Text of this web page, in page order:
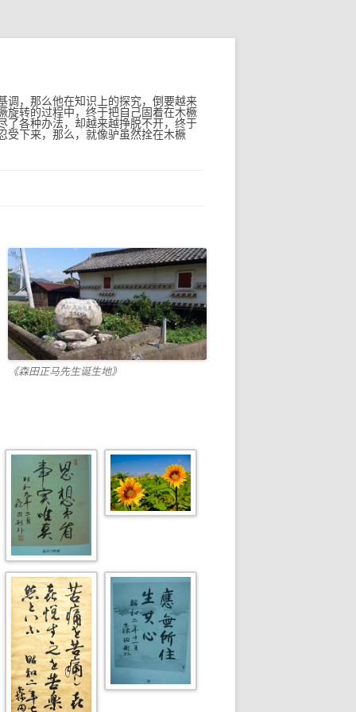
调，那么他在知识上的探究，倒要越来
旋转的过程中，终于把自己固着在木橛
了各种办法，却越来越挣脱不开，终于
受下来，那么，就像驴虽然拴在木橛
《森田正马先生诞生地》